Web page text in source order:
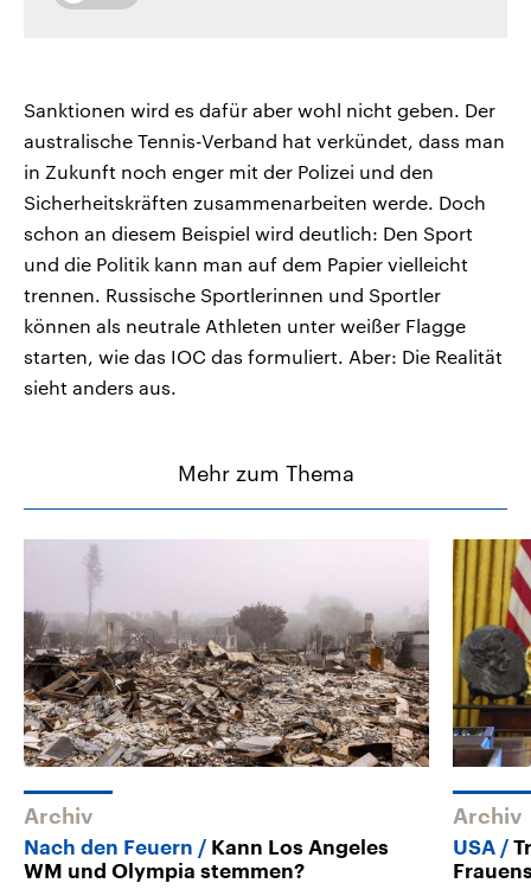
Sanktionen wird es dafür aber wohl nicht geben. Der
australische Tennis-Verband hat verkündet, dass man
in Zukunft noch enger mit der Polizei und den
Sicherheitskräften zusammenarbeiten werde. Doch
schon an diesem Beispiel wird deutlich: Den Sport
und die Politik kann man auf dem Papier vielleicht
trennen. Russische Sportlerinnen und Sportler
können als neutrale Athleten unter weißer Flagge
starten, wie das IOC das formuliert. Aber: Die Realität
sieht anders aus.
Mehr zum Thema
Archiv
Nach den Feuern
Kann Los Angeles
WM und Olympia stemmen?
Archiv
USA